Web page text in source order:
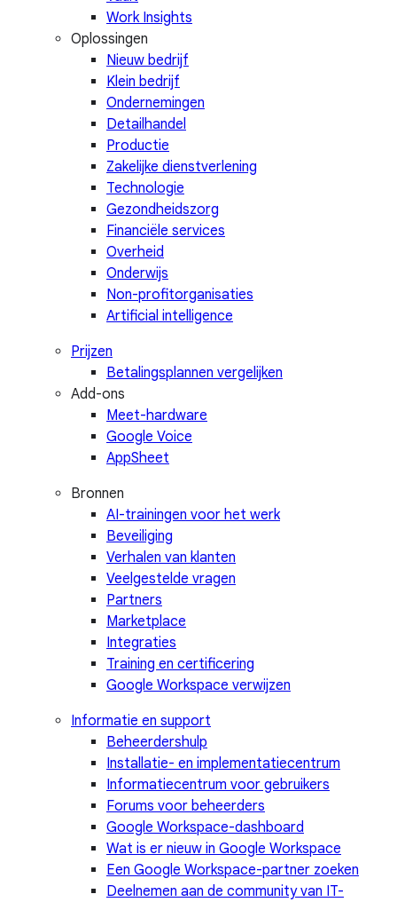
Work Insights
Oplossingen
Nieuw bedrijf
Klein bedrijf
Ondernemingen
Detailhandel
Productie
Zakelijke dienstverlening
Technologie
Gezondheidszorg
Financiële services
Overheid
Onderwijs
Non-profitorganisaties
Artificial intelligence
Prijzen
Betalingsplannen vergelijken
Add-ons
Meet-hardware
Google Voice
AppSheet
Bronnen
AI-trainingen voor het werk
Beveiliging
Verhalen van klanten
Veelgestelde vragen
Partners
Marketplace
Integraties
Training en certificering
Google Workspace verwijzen
Informatie en support
Beheerdershulp
Installatie- en implementatiecentrum
Informatiecentrum voor gebruikers
Forums voor beheerders
Google Workspace-dashboard
Wat is er nieuw in Google Workspace
Een Google Workspace-partner zoeken
Deelnemen aan de community van IT-